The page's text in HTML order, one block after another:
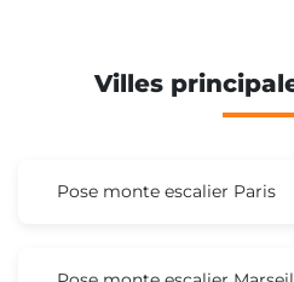
Villes
Pose monte escalier Paris